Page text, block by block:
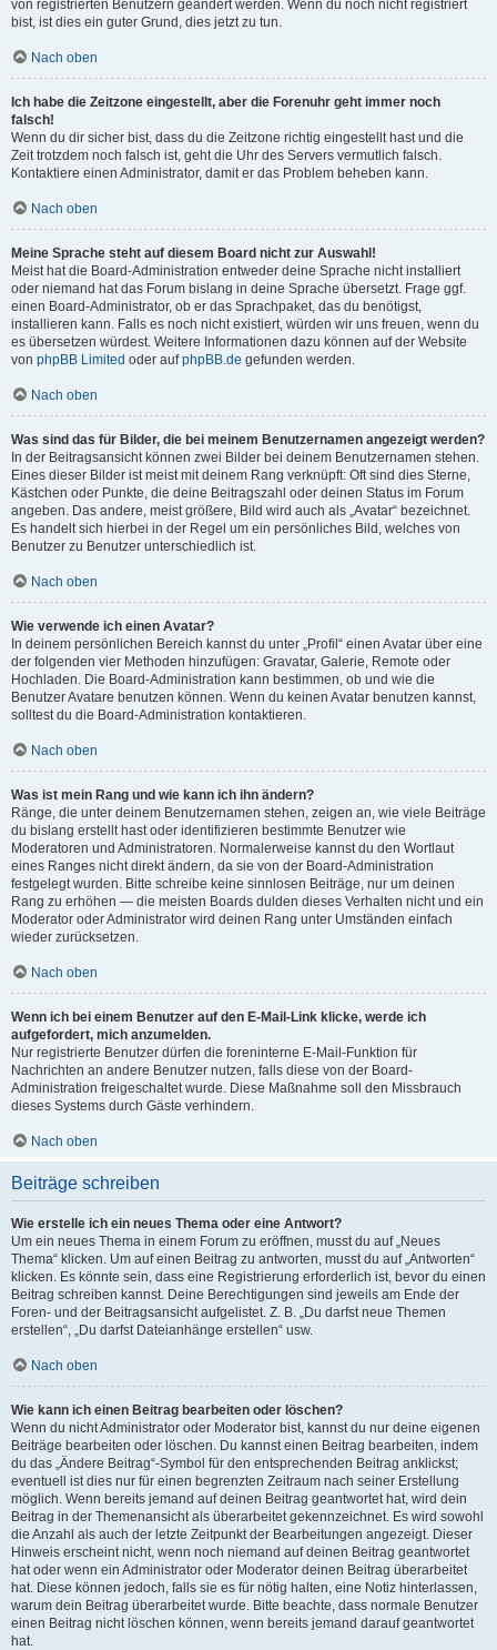
von registrierten Benutzern geändert werden. Wenn du noch nicht registriert
bist, ist dies ein guter Grund, dies jetzt zu tun.
Nach oben
Ich habe die Zeitzone eingestellt, aber die Forenuhr geht immer noch
falsch!
Wenn du dir sicher bist, dass du die Zeitzone richtig eingestellt hast und die
Zeit trotzdem noch falsch ist, geht die Uhr des Servers vermutlich falsch.
Kontaktiere einen Administrator, damit er das Problem beheben kann.
Nach oben
Meine Sprache steht auf diesem Board nicht zur Auswahl!
Meist hat die Board-Administration entweder deine Sprache nicht installiert
oder niemand hat das Forum bislang in deine Sprache übersetzt. Frage ggf.
einen Board-Administrator, ob er das Sprachpaket, das du benötigst,
installieren kann. Falls es noch nicht existiert, würden wir uns freuen, wenn du
es übersetzen würdest. Weitere Informationen dazu können auf der Website
von phpBB Limited oder aufphpBB.de gefunden werden.
Nach oben
Was sind das für Bilder, die bei meinem Benutzernamen angezeigt werden?
In der Beitragsansicht können zwei Bilder bei deinem Benutzernamen stehen.
Eines dieser Bilder ist meist mit deinem Rang verknüpft: Oft sind dies Sterne,
Kästchen oder Punkte, die deine Beitragszahl oder deinen Status im Forum
angeben. Das andere, meist größere, Bild wird auch als „Avatar“ bezeichnet.
Es handelt sich hierbei in der Regel um ein persönliches Bild, welches von
Benutzer zu Benutzer unterschiedlich ist.
Nach oben
Wie verwende ich einen Avatar?
In deinem persönlichen Bereich kannst du unter „Profil“ einen Avatar über eine
der folgenden vier Methoden hinzufügen: Gravatar, Galerie, Remote oder
Hochladen. Die Board-Administration kann bestimmen, ob und wie die
Benutzer Avatare benutzen können. Wenn du keinen Avatar benutzen kannst,
solltest du die Board-Administration kontaktieren.
Nach oben
Was ist mein Rang und wie kann ich ihn ändern?
Ränge, die unter deinem Benutzernamen stehen, zeigen an, wie viele Beiträge
du bislang erstellt hast oder identifizieren bestimmte Benutzer wie
Moderatoren und Administratoren. Normalerweise kannst du den Wortlaut
eines Ranges nicht direkt ändern, da sie von der Board-Administration
festgelegt wurden. Bitte schreibe keine sinnlosen Beiträge, nur um deinen
Rang zu erhöhen — die meisten Boards dulden dieses Verhalten nicht und ein
Moderator oder Administrator wird deinen Rang unter Umständen einfach
wieder zurücksetzen.
Nach oben
Wenn ich bei einem Benutzer auf den E-Mail-Link klicke, werde ich
aufgefordert, mich anzumelden.
Nur registrierte Benutzer dürfen die foreninterne E-Mail-Funktion für
Nachrichten an andere Benutzer nutzen, falls diese von der Board-
Administration freigeschaltet wurde. Diese Maßnahme soll den Missbrauch
dieses Systems durch Gäste verhindern.
Nach oben
Beiträge schreiben
Wie erstelle ich ein neues Thema oder eine Antwort?
Um ein neues Thema in einem Forum zu eröffnen, musst du auf „Neues
Thema“ klicken. Um auf einen Beitrag zu antworten, musst du auf „Antworten“
klicken. Es könnte sein, dass eine Registrierung erforderlich ist, bevor du einen
Beitrag schreiben kannst. Deine Berechtigungen sind jeweils am Ende der
Foren- und der Beitragsansicht aufgelistet. Z. B. „Du darfst neue Themen
erstellen“, „Du darfst Dateianhänge erstellen“ usw.
Nach oben
Wie kann ich einen Beitrag bearbeiten oder löschen?
Wenn du nicht Administrator oder Moderator bist, kannst du nur deine eigenen
Beiträge bearbeiten oder löschen. Du kannst einen Beitrag bearbeiten, indem
du das „Ändere Beitrag“-Symbol für den entsprechenden Beitrag anklickst;
eventuell ist dies nur für einen begrenzten Zeitraum nach seiner Erstellung
möglich. Wenn bereits jemand auf deinen Beitrag geantwortet hat, wird dein
Beitrag in der Themenansicht als überarbeitet gekennzeichnet. Es wird sowohl
die Anzahl als auch der letzte Zeitpunkt der Bearbeitungen angezeigt. Dieser
Hinweis erscheint nicht, wenn noch niemand auf deinen Beitrag geantwortet
hat oder wenn ein Administrator oder Moderator deinen Beitrag überarbeitet
hat. Diese können jedoch, falls sie es für nötig halten, eine Notiz hinterlassen,
warum dein Beitrag überarbeitet wurde. Bitte beachte, dass normale Benutzer
einen Beitrag nicht löschen können, wenn bereits jemand darauf geantwortet
hat.